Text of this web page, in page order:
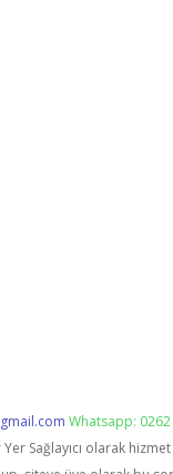
Whatsapp:
Sağlayıcı olarak